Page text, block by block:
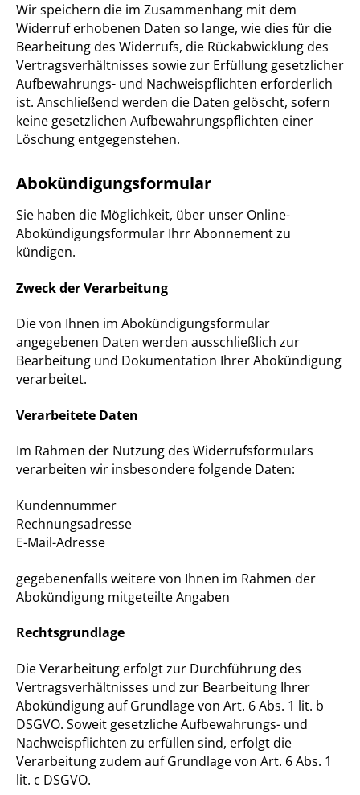
Wir speichern die im Zusammenhang mit dem
Widerruf erhobenen Daten so lange, wie dies für die
Bearbeitung des Widerrufs, die Rückabwicklung des
Vertragsverhältnisses sowie zur Erfüllung gesetzlicher
Aufbewahrungs- und Nachweispflichten erforderlich
ist. Anschließend werden die Daten gelöscht, sofern
keine gesetzlichen Aufbewahrungspflichten einer
Löschung entgegenstehen.
Abokündigungsformular
Sie haben die Möglichkeit, über unser Online-
Abokündigungsformular Ihrr Abonnement zu
kündigen.
Zweck der Verarbeitung
Die von Ihnen im Abokündigungsformular
angegebenen Daten werden ausschließlich zur
Bearbeitung und Dokumentation Ihrer Abokündigung
verarbeitet.
Verarbeitete Daten
Im Rahmen der Nutzung des Widerrufsformulars
verarbeiten wir insbesondere folgende Daten:
Kundennummer
Rechnungsadresse
E-Mail-Adresse
gegebenenfalls weitere von Ihnen im Rahmen der
Abokündigung mitgeteilte Angaben
Rechtsgrundlage
Die Verarbeitung erfolgt zur Durchführung des
Vertragsverhältnisses und zur Bearbeitung Ihrer
Abokündigung auf Grundlage von Art. 6 Abs. 1 lit. b
DSGVO. Soweit gesetzliche Aufbewahrungs- und
Nachweispflichten zu erfüllen sind, erfolgt die
Verarbeitung zudem auf Grundlage von Art. 6 Abs. 1
lit. c DSGVO.